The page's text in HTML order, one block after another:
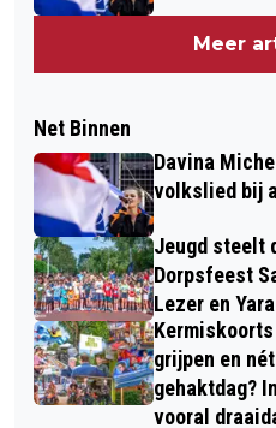
Meer
Net Binnen
Davina
volkslied bij
Jeugd steelt
Dorpsfeest
Lezer en
grijpen en
gehaktdag?
vooral